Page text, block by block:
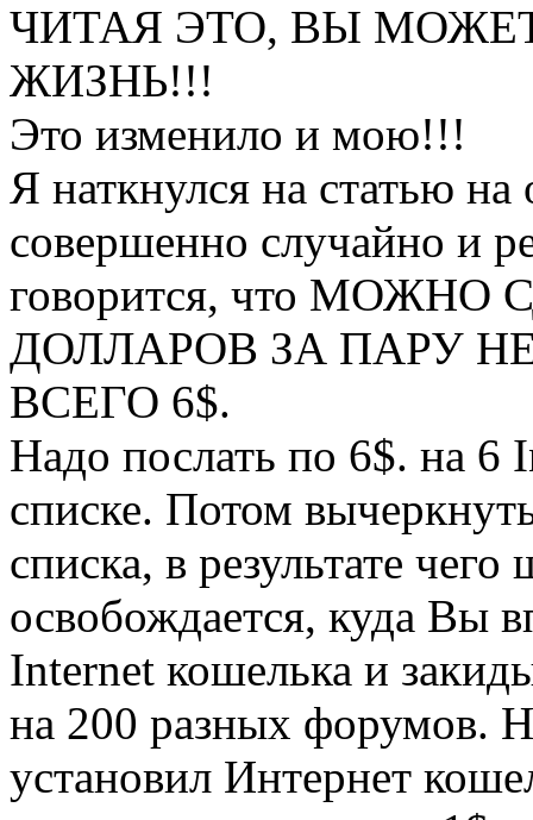
ЧИТАЯ ЭТО, ВЫ
ЖИЗНЬ!!!
Это изменило и мою!!!
Я наткнулся на статью
совершенно случайно и
говорится, что
ДОЛЛАРОВ ЗА ПАРУ
ВСЕГО 6$.
Надо послать по 6$. на 6
списке. Потом
списка, в результате чего
освобождается, куда Вы
Internet кошелька и
на 200 разных форумов.
установил Интернет